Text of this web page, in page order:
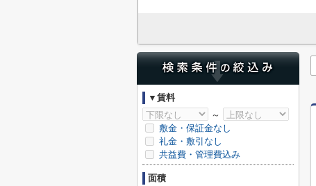
▼賃料
～
敷金・保証金なし
礼金・敷引なし
共益費・管理費込み
面積